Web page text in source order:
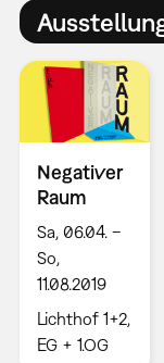
Negativer
Raum
Sa, 06.04. –
So,
11.08.2019
Lichthof 1+2,
EG + 1.OG